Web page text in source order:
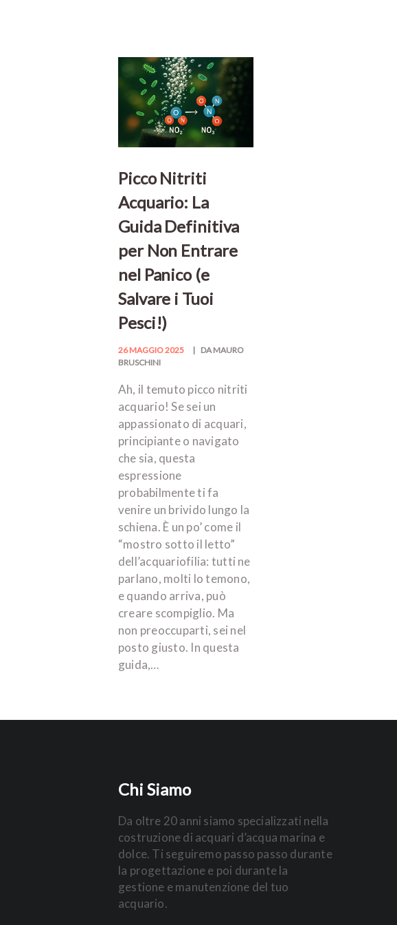
Picco Nitriti
Acquario: La
Guida Definitiva
per Non Entrare
nel Panico (e
Salvare i Tuoi
Pesci!)
26 MAGGIO 2025
DA MAURO
BRUSCHINI
Ah, il temuto picco nitriti
acquario! Se sei un
appassionato di acquari,
principiante o navigato
che sia, questa
espressione
probabilmente ti fa
venire un brivido lungo la
schiena. È un po’ come il
“mostro sotto il letto”
dell’acquariofilia: tutti ne
parlano, molti lo temono,
e quando arriva, può
creare scompiglio. Ma
non preoccuparti, sei nel
posto giusto. In questa
guida,…
Chi Siamo
Da oltre 20 anni siamo specializzati nella
costruzione di acquari d’acqua marina e
dolce. Ti seguiremo passo passo durante
la progettazione e poi durante la
gestione e manutenzione del tuo
acquario.